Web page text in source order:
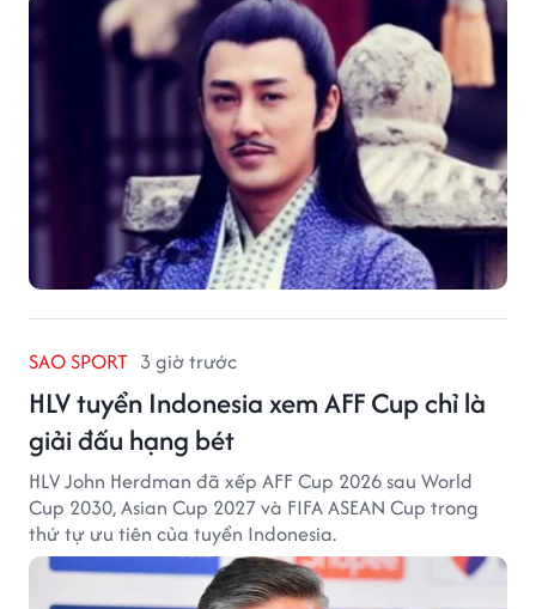
SAO SPORT 3 giờ trước
HLV tuyển Indonesia xem AFF Cup chỉ là
giải đấu hạng bét
HLV John Herdman đã xếp AFF Cup 2026 sau World
Cup 2030, Asian Cup 2027 và FIFA ASEAN Cup trong
thứ tự ưu tiên của tuyển Indonesia.